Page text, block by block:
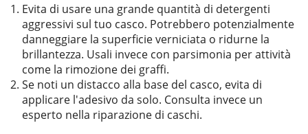
Evita di usare una grande quantità di detergenti
aggressivi sul tuo casco. Potrebbero potenzialmente
danneggiare la superficie verniciata o ridurne la
brillantezza. Usali invece con parsimonia per attività
come la rimozione dei graffi.
Se noti un distacco alla base del casco, evita di
applicare l'adesivo da solo. Consulta invece un
esperto nella riparazione di caschi.